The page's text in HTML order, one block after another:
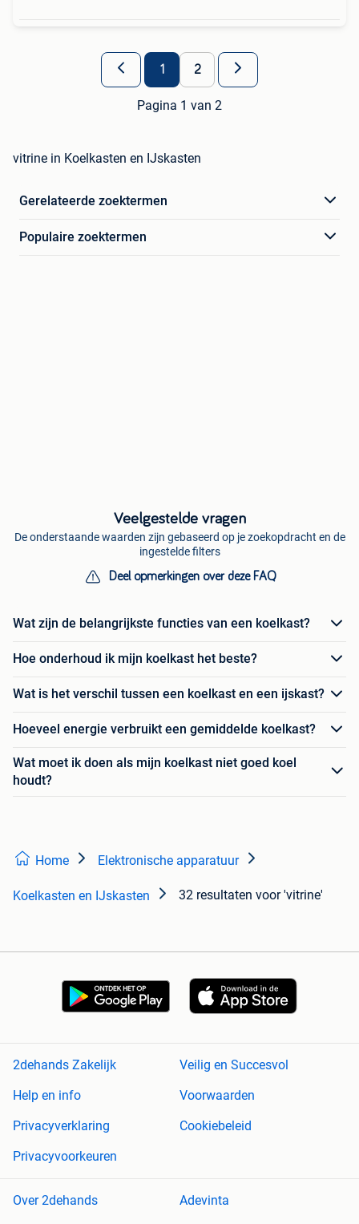
1 2
Pagina 1 van 2
vitrine in Koelkasten en IJskasten
Gerelateerde zoektermen
Populaire zoektermen
Veelgestelde vragen
De onderstaande waarden zijn gebaseerd op je zoekopdracht en de
ingestelde filters
Deel opmerkingen over deze FAQ
Wat zijn de belangrijkste functies van een koelkast?
Hoe onderhoud ik mijn koelkast het beste?
Wat is het verschil tussen een koelkast en een ijskast?
Hoeveel energie verbruikt een gemiddelde koelkast?
Wat moet ik doen als mijn koelkast niet goed koel
houdt?
Home Elektronische apparatuur
Koelkasten en IJskasten 32 resultaten voor 'vitrine'
2dehands Zakelijk
Veilig en Succesvol
Help en info
Voorwaarden
Privacyverklaring
Cookiebeleid
Privacyvoorkeuren
Over 2dehands
Adevinta